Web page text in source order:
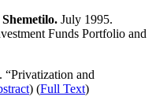
July 1995.
Funds Portfolio and
and
) (Full Text)